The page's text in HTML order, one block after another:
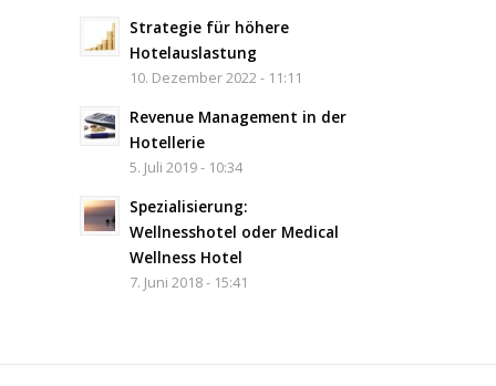
Strategie für höhere
Hotelauslastung
10. Dezember 2022 - 11:11
Revenue Management in der
Hotellerie
5. Juli 2019 - 10:34
Spezialisierung:
Wellnesshotel oder Medical
Wellness Hotel
7. Juni 2018 - 15:41